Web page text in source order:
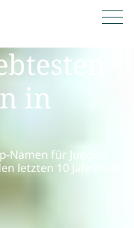
in
Namen für Jungen
letzten 10 Jahren in